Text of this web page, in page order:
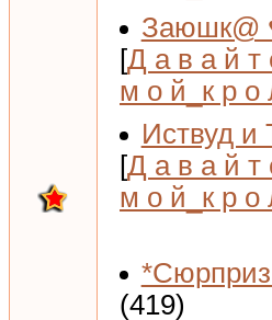
Заюшк@
[Д а в а й т
м о й_к р о
Иствуд и
[Д а в а й т
м о й_к р о
(419)